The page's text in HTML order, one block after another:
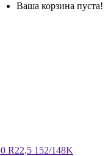
Ваша корзина пуста!
R22,5 152/148K